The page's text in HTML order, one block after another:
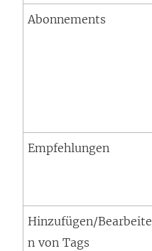
Abonnements
Empfehlungen
Hinzufügen/Bearbeite
n von Tags